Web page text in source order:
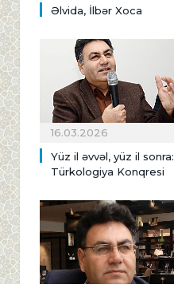
Əlvida, İlbər Xoca
16.03.2026
Yüz il əvvəl, yüz il sonra:
Türkologiya Konqresi